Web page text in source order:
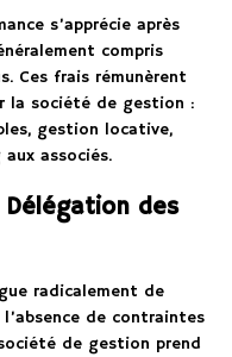
s’apprécie après
compris
Ces frais rémunèrent
la société de gestion :
gestion locative,
associés.
des
radicalement de
de contraintes
de gestion prend